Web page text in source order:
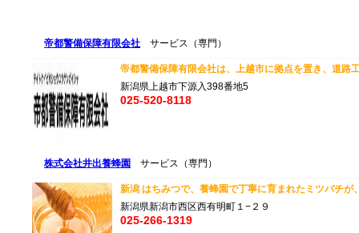
帝都警備保障有限会社 サービス（専門）
帝都警備保障有限会社は、上越市に拠点を置き、道路
新潟県上越市下源入398番地5
025-520-8118
株式会社井出養蜂園 サービス（専門）
新潟 はちみつで、養蜂園で丁寧に育まれたミツバチが
新潟県新潟市西区西有明町１−２９
025-266-1319